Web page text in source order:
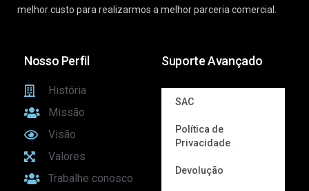
melhor custo para realizarmos a melhor parceria comercial.
Nosso Perfil
História
Missão
Visão
Valores
Trabalhe conosco
Suporte Avançado
SAC
Política de
Privacidade
Devolução